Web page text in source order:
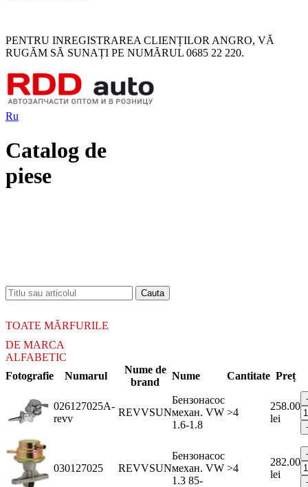
PENTRU INREGISTRAREA CLIENȚILOR ANGRO, VĂ
RUGĂM SĂ SUNAȚI PE NUMĂRUL 0685 22 220.
Ru
Catalog de
piese
TOATE MĂRFURILE
DE MARCA
ALFABETIC
Fotografie
Numarul
Nume de
brand
Nume Cantitate Preț
026127025A-
revv
REVVSUN
Бензонасос
механ. VW
1.6-1.8
>4
258.00
lei
030127025 REVVSUN
Бензонасос
механ. VW
1.3 85-
>4
282.00
lei